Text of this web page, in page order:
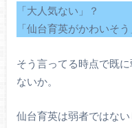
「大人気ない」？
「仙台育英がかわいそう
そう言ってる時点で既
ないか。
仙台育英は弱者ではな